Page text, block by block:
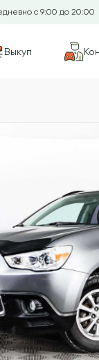
с 9:00 до 20:00
Выкуп